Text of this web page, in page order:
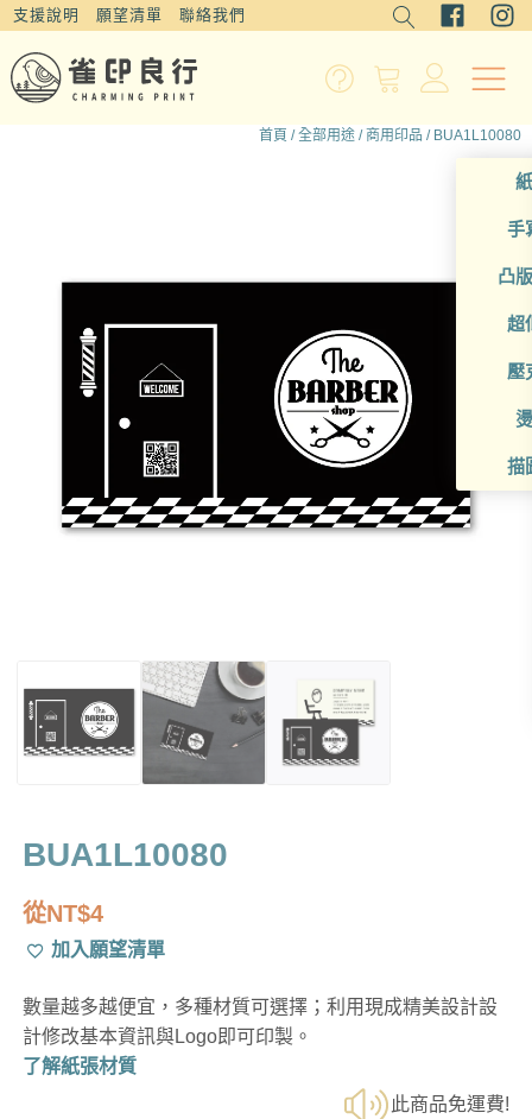
支援說明 願望清單 聯絡我們
手
凸
超
壓
描
首頁 /全部用途 / 商用印品 / BUA1L10080
BUA1L10080
從NT$4
加入願望清單
數量越多越便宜，多種材質可選擇；利用現成精美設計設
計修改基本資訊與Logo即可印製。
了解紙張材質
此商品免運費!